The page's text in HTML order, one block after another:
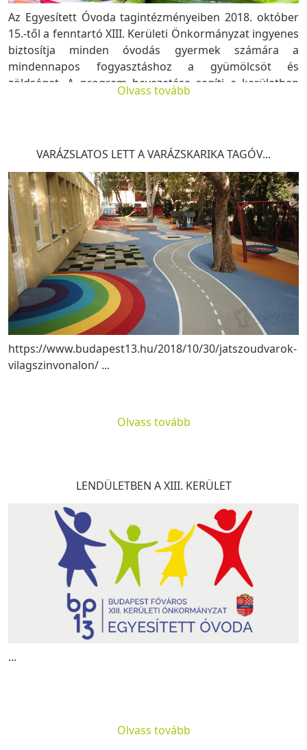
Az Egyesített Óvoda tagintézményeiben 2018. október
15.-től a fenntartó XIII. Kerületi Önkormányzat ingyenes
biztosítja minden óvodás gyermek számára a
mindennapos fogyasztáshoz a gyümölcsöt és
zöldséget. A program bevezetése segíti a kerületben
élő óvodáskorú gyermekek...
Olvass tovább
VARÁZSLATOS LETT A VARÁZSKARIKA TAGÓV...
https://www.budapest13.hu/2018/10/30/jatszoudvarok-
vilagszinvonalon/ ...
Olvass tovább
LENDÜLETBEN A XIII. KERÜLET
...
Olvass tovább